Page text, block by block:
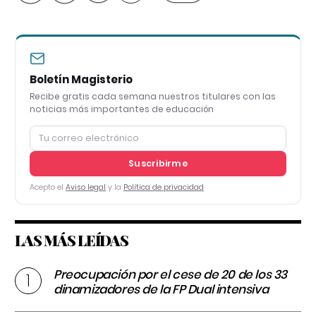
Boletín Magisterio
Recibe gratis cada semana nuestros titulares con las
noticias más importantes de educación
Suscribirme
Acepto el Aviso legal y la Política de privacidad
LAS MÁS LEÍDAS
Preocupación por el cese de 20 de los 33
dinamizadores de la FP Dual intensiva